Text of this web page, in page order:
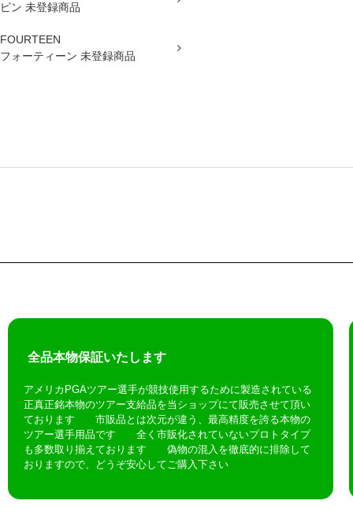
ピン 未登録商品
FOURTEEN
フォーティーン 未登録商品
全品本物保証いたします
アメリカPGAツアー選手が競技使用するために製造されている
正真正銘本物のツアー支給品を当ショップにて販売させて頂い
ております 市販品とは次元が違う、最高精度を誇る本物の
ツアー選手用品です 全く市販化されていないプロトタイプ
も多数取り揃えております 偽物の混入を徹底的に排除して
おりますので、どうぞ安心してご購入下さい